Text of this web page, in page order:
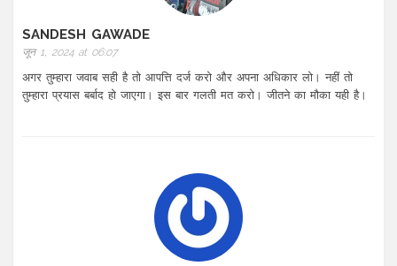
SANDESH GAWADE
जून 1, 2024 at 06:07
अगर तुम्हारा जवाब सही है तो आपत्ति दर्ज करो और अपना अधिकार लो। नहीं तो
तुम्हारा प्रयास बर्बाद हो जाएगा। इस बार गलती मत करो। जीतने का मौका यही है।